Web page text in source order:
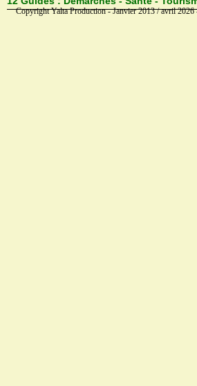
Copyright Yalta Production - Janvier 2013 / avril